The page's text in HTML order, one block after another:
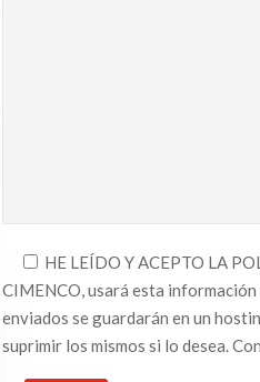
HE LEÍDO Y ACEPTO LA
CIMENCO, usará esta
enviados se guardarán en un
suprimir los mismos si lo desea.